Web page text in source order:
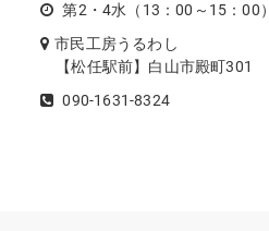
第2・4水（13：00～15：00）
市民工房うるわし
【松任駅前】白山市殿町301
090-1631-8324